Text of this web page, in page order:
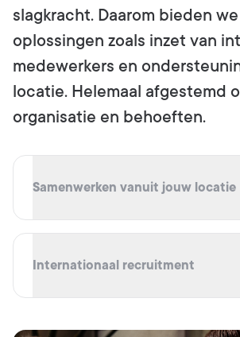
slagkracht. Daarom bieden
oplossingen zoals inzet van
medewerkers en
locatie. Helemaal afgestemd
organisatie en behoeften.
Samenwerken vanuit jouw locatie
Internationaal recruitment